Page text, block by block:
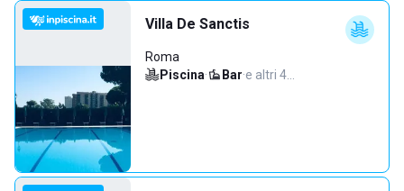
Villa De Sanctis
Roma
Piscina· Bar·e altri 4…